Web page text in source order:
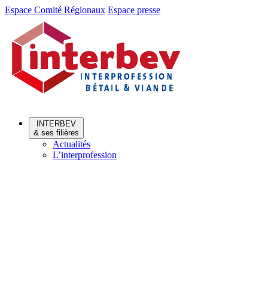
Aller
Aller
contenu
Espace Comité Régionaux Espace presse
INTERBEV
& ses filières
Actualités
L’interprofession